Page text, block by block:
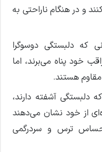
و در هنگام ناراحتی به
که دلبستگی دوسوگرا
خود پناه می‌برند، اما
هستند.
دلبستگی آشفته دارند،
از خود نشان می‌دهند
ترس و سردرگمی